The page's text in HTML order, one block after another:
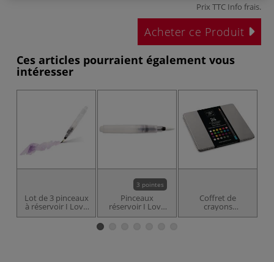
Prix TTC Info frais.
Acheter ce Produit
Ces articles pourraient également vous
intéresser
Lot de 3 pinceaux
à réservoir I Love
Art
3 pointes
Pinceaux
réservoir I Love
Art
Coffret de
crayons
aquarellables I